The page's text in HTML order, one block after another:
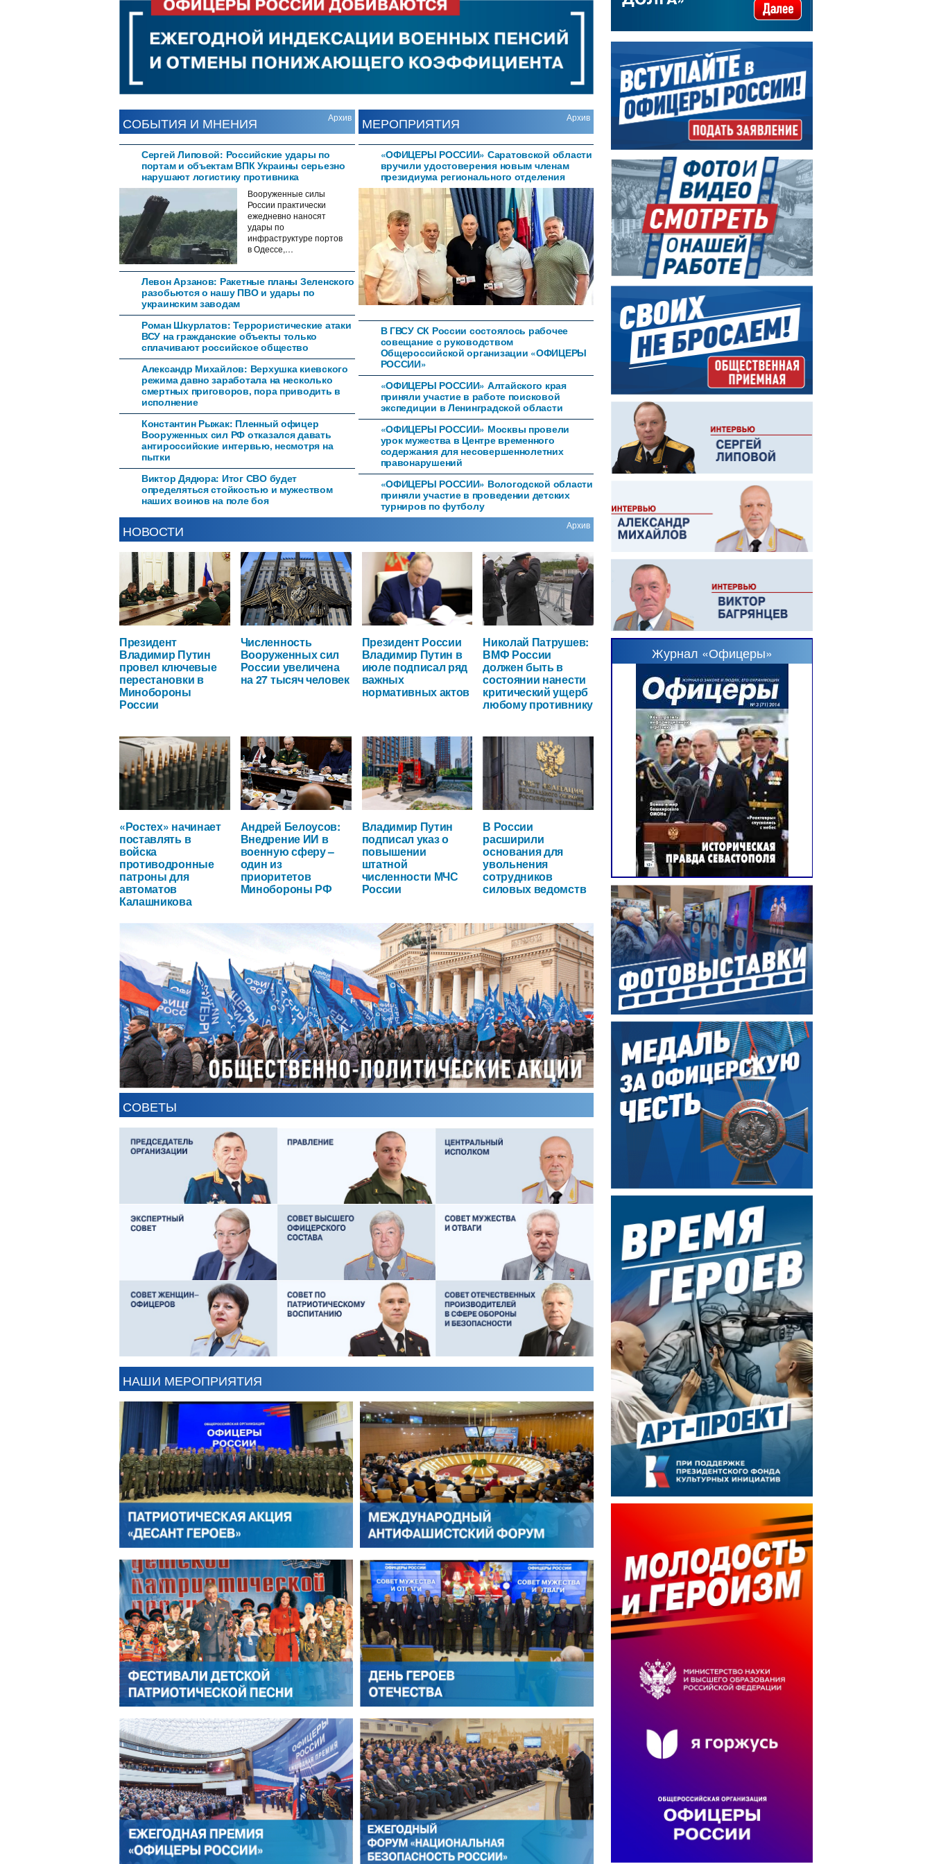
loading. For more related info,
DearFlip WordPress Flipbook
Plugin Helpdocumentation.
СОБЫТИЯ И МНЕНИЯ Архив
Сергей Липовой: Российские удары по
портам и объектам ВПК Украины серьезно
нарушают логистику противника
Вооруженные силы
России практически
ежедневно наносят
удары по
инфраструктуре портов
в Одессе,…
Левон Арзанов: Ракетные планы Зеленского
разобьются о нашу ПВО и удары по
украинским заводам
Роман Шкурлатов: Террористические атаки
ВСУ на гражданские объекты только
сплачивают российское общество
Александр Михайлов: Верхушка киевского
режима давно заработала на несколько
смертных приговоров, пора приводить в
исполнение
Константин Рыжак: Пленный офицер
Вооруженных сил РФ отказался давать
антироссийские интервью, несмотря на
пытки
Виктор Дядюра: Итог СВО будет
определяться стойкостью и мужеством
наших воинов на поле боя
МЕРОПРИЯТИЯ Архив
«ОФИЦЕРЫ РОССИИ» Саратовской области
вручили удостоверения новым членам
президиума регионального отделения
В ГВСУ СК России состоялось рабочее
совещание с руководством
Общероссийской организации «ОФИЦЕРЫ
РОССИИ»
«ОФИЦЕРЫ РОССИИ» Алтайского края
приняли участие в работе поисковой
экспедиции в Ленинградской области
«ОФИЦЕРЫ РОССИИ» Москвы провели
урок мужества в Центре временного
содержания для несовершеннолетних
правонарушений
«ОФИЦЕРЫ РОССИИ» Вологодской области
приняли участие в проведении детских
турниров по футболу
НОВОСТИ Архив
Президент
Владимир Путин
провел ключевые
перестановки в
Минобороны
России
Численность
Вооруженных сил
России увеличена
на 27 тысяч человек
Президент России
Владимир Путин в
июле подписал ряд
важных
нормативных актов
Николай Патрушев:
ВМФ России
должен быть в
состоянии нанести
критический ущерб
любому противнику
«Ростех» начинает
поставлять в
войска
противодронные
патроны для
автоматов
Калашникова
Андрей Белоусов:
Внедрение ИИ в
военную сферу –
один из
приоритетов
Минобороны РФ
Владимир Путин
подписал указ о
повышении
штатной
численности МЧС
России
В России
расширили
основания для
увольнения
сотрудников
силовых ведомств
СОВЕТЫ
НАШИ МЕРОПРИЯТИЯ
ЕВГЕНИЙ ЧЕРДАКОВ
АЛЕКСАНДР ЯНЕВСКИЙ
ЛЕОНИД ЯКУБОВИЧ
РОМАН ШКУРЛАТОВ
ОЛЕГ ЛОГУНОВ
АЛЕКСЕЙ ФИЛАТОВ
АЛЕКСАНДР СТАРОВОЙТОВ
ВЛАДИМИР СЕМЕРДА
СЕРГЕЙ ХЛЕБЦЕВИЧ
ГЕРМАН ЯРЦЕВ
ИГОРЬ ЯРОВОЙ
Журнал «Офицеры»